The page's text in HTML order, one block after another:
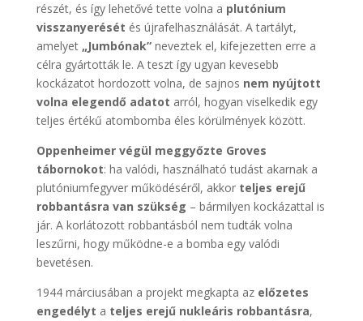
részét, és így lehetővé tette volna a plutónium
visszanyerését és újrafelhasználását. A tartályt,
amelyet „Jumbónak”neveztek el, kifejezetten erre a
célra gyártották le. A teszt így ugyan kevesebb
kockázatot hordozott volna, de sajnos nem nyújtott
volna elegendő adatot arról, hogyan viselkedik egy
teljes értékű atombomba éles körülmények között.
Oppenheimer végül meggyőzte Groves
tábornokot: ha valódi, használható tudást akarnak a
plutóniumfegyver működéséről, akkor teljes erejű
robbantásra van szükség – bármilyen kockázattal is
jár. A korlátozott robbantásból nem tudták volna
leszűrni, hogy működne-e a bomba egy valódi
bevetésen.
1944 márciusában a projekt megkapta az előzetes
engedélyt a teljes erejű nukleáris robbantásra,